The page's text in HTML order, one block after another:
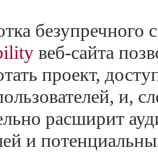
безупречного
веб-сайта
проект,
и,
расширит
и